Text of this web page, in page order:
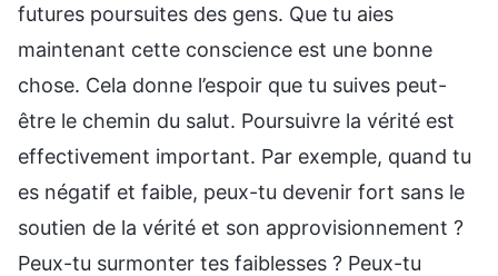
futures poursuites des gens. Que tu aies
maintenant cette conscience est une bonne
chose. Cela donne l’espoir que tu suives peut-
être le chemin du salut. Poursuivre la vérité est
effectivement important. Par exemple, quand tu
es négatif et faible, peux-tu devenir fort sans le
soutien de la vérité et son approvisionnement ?
Peux-tu surmonter tes faiblesses ? Peux-tu